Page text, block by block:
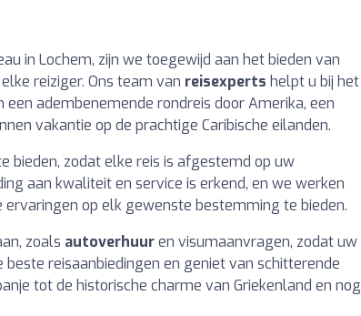
in Lochem, zijn we toegewijd aan het bieden van
reiziger. Ons team van reisexperts helpt u bij het
adembenemende rondreis door Amerika, een
vakantie op de prachtige Caribische eilanden.
bieden, zodat elke reis is afgestemd op uw
aan kwaliteit en service is erkend, en we werken
op elk gewenste bestemming te bieden.
zoals autoverhuuren visumaanvragen, zodat uw
reisaanbiedingen en geniet van schitterende
tot de historische charme van Griekenland en nog